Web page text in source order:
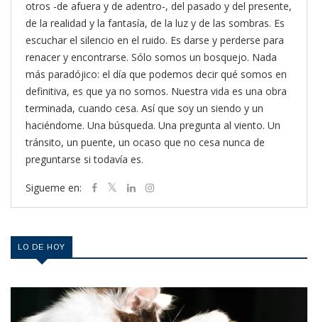
otros -de afuera y de adentro-, del pasado y del presente,
de la realidad y la fantasía, de la luz y de las sombras. Es
escuchar el silencio en el ruido. Es darse y perderse para
renacer y encontrarse. Sólo somos un bosquejo. Nada
más paradójico: el día que podemos decir qué somos en
definitiva, es que ya no somos. Nuestra vida es una obra
terminada, cuando cesa. Así que soy un siendo y un
haciéndome. Una búsqueda. Una pregunta al viento. Un
tránsito, un puente, un ocaso que no cesa nunca de
preguntarse si todavía es.
Sigueme en:
LO DE HOY